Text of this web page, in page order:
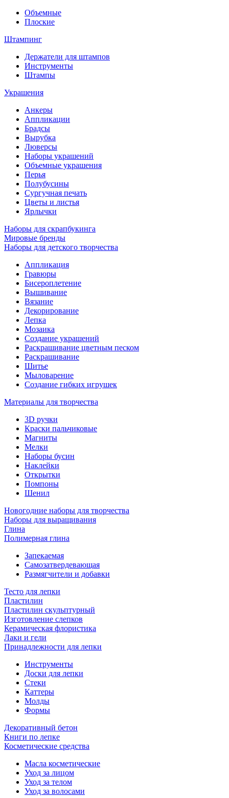
Объемные
Плоские
Штампинг
Держатели для штампов
Инструменты
Штампы
Украшения
Анкеры
Аппликации
Брадсы
Вырубка
Люверсы
Наборы украшений
Объемные украшения
Перья
Полубусины
Сургучная печать
Цветы и листья
Ярлычки
Наборы для скрапбукинга
Мировые бренды
Наборы для детского творчества
Аппликация
Гравюры
Бисероплетение
Вышивание
Вязание
Декорирование
Лепка
Мозаика
Создание украшений
Раскрашивание цветным песком
Раскрашивание
Шитье
Мыловарение
Создание гибких игрушек
Материалы для творчества
3D ручки
Краски пальчиковые
Магниты
Мелки
Наборы бусин
Наклейки
Открытки
Помпоны
Шенил
Новогодние наборы для творчества
Наборы для выращивания
Глина
Полимерная глина
Запекаемая
Самозатвердевающая
Размягчители и добавки
Тесто для лепки
Пластилин
Пластилин скульптурный
Изготовление слепков
Керамическая флористика
Лаки и гели
Принадлежности для лепки
Инструменты
Доски для лепки
Стеки
Каттеры
Молды
Формы
Декоративный бетон
Книги по лепке
Косметические средства
Масла косметические
Уход за лицом
Уход за телом
Уход за волосами